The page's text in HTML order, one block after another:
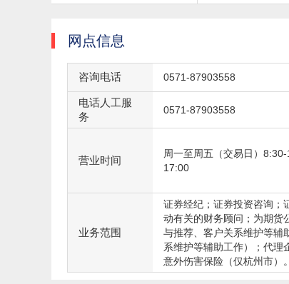
网点信息
咨询电话 0571-87903558
电话人工服
务
0571-87903558
营业时间
周一至周五（交易日）
17:00
业务范围
证券经纪；证券投资咨询；
动有关的财务顾问；为期货
与推荐、客户关系维护等辅
系维护等辅助工作）；代理
意外伤害保险（仅杭州市）。